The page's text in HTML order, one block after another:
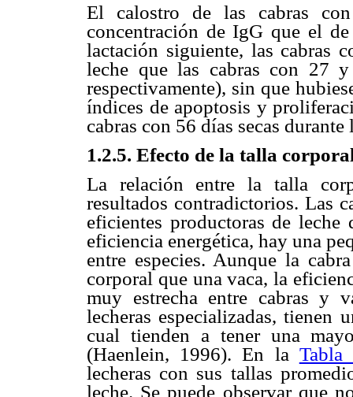
El calostro de las cabras
concentración de IgG que el
lactación siguiente, las cabras
leche que las cabras con 27
respectivamente), sin que
índices de apoptosis y
cabras con 56 días secas
1.2.5. Efecto de la talla
La relación entre la talla
resultados contradictorios. Las
eficientes productoras de leche
eficiencia energética, hay una
entre especies. Aunque la
corporal que una vaca, la
muy estrecha entre cabras y
lecheras especializadas, tienen
cual tienden a tener una
(Haenlein, 1996). En la
lecheras con sus tallas
leche. Se puede observar que